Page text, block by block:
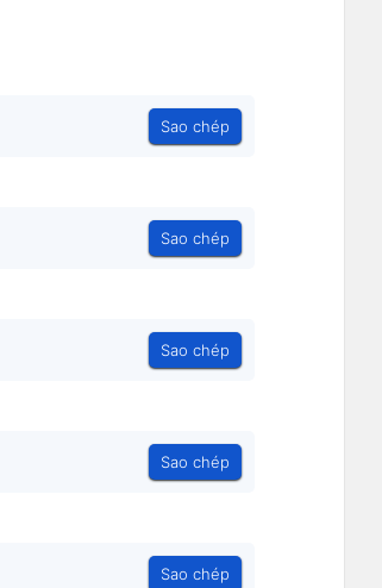
Sao chép
Sao chép
Sao chép
Sao chép
Sao chép